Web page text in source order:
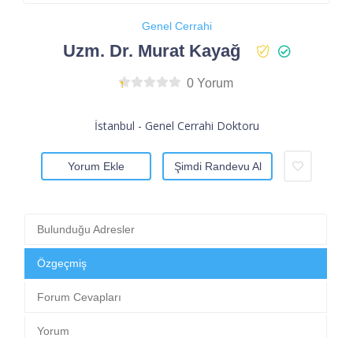
Genel Cerrahi
Uzm. Dr. Murat Kayağ
0 Yorum
İstanbul - Genel Cerrahi Doktoru
Yorum Ekle Şimdi Randevu Al
Bulunduğu Adresler
Özgeçmiş
Forum Cevapları
Yorum